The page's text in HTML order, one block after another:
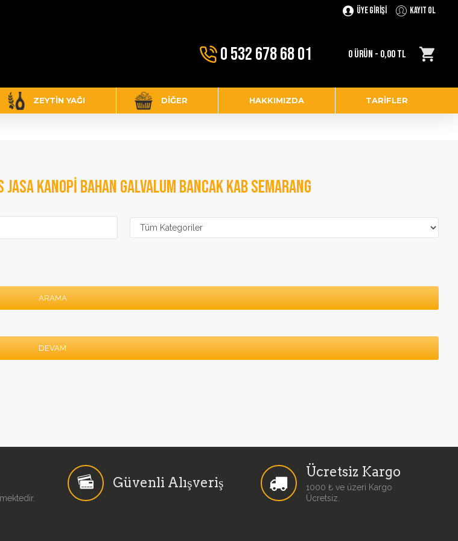
Üye Girişi Kayıt Ol
0 532 678 68 01 0 ÜRÜN - 0,00 TL
ZEYTIN YAĞI DIĞER HAKKIMIZDA TARIFLER
KANOPI BAHAN GALVALUM BANCAK KAB SEMARANG
ARAMA
DEVAM
Güvenli Alışveriş
Ücretsiz Kargo
1000 ₺ ve üzeri Kargo
Ücretsiz.